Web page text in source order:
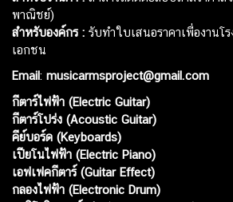
พาณิชย์)
สำหรับองค์กร : รับทำใบเสนอราคาเพื่องานโร
เอกชน
Email: musicarmsproject@gmail.com
กีตาร์ไฟฟ้า (Electric Guitar)
กีตาร์โปร่ง (Acoustic Guitar)
คีย์บอร์ด (Keyboards)
เปียโนไฟฟ้า (Electric Piano)
เอฟเฟคกีตาร์ (Guitar Effect)
กลองไฟฟ้า (Electronic Drum)